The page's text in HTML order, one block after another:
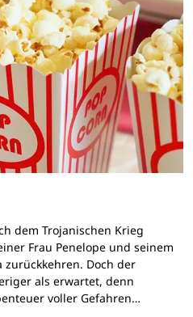
dem Trojanischen Krieg
Frau Penelope und seinem
zurückkehren. Doch der
als erwartet, denn
voller Gefahren…